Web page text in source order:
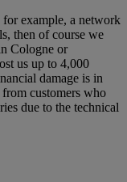
example, a network
then of course we
Cologne or
us up to 4,000
damage is in
customers who
due to the technical